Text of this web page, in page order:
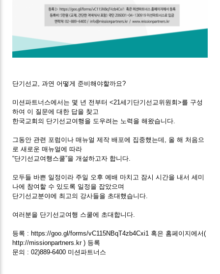
단기선교, 과연 어떻게 준비해야할까요?
미션파트너스에서는 몇 년 전부터 <21세기단기선교위원회>를 구성
하여 이 질문에 대한 답을 찾고
한국교회의 단기선교여행을 도우려는 노력을 해왔습니다.
그동안 관련 포럼이나 매뉴얼 제작 배포에 집중했는데, 올 해 처음으
로 새로운 매뉴얼에 따라
“단기선교여행스쿨”을 개설하고자 합니다.
모두들 바쁜 일정이라 주일 오후 예배 마치고 잠시 시간을 내서 세미
나에 참여할 수 있도록 일정을 잡았으며
단기선교분야에 최고의 강사들을 초대했습니다.
여러분을 단기선교여행 스쿨에 초대합니다.
등록 : https://goo.gl/forms/vC115NBqT4zb4Cxi1 혹은 홈페이지에서(
http://missionpartners.kr ) 등록
문의 : 02)889-6400 미션파트너스